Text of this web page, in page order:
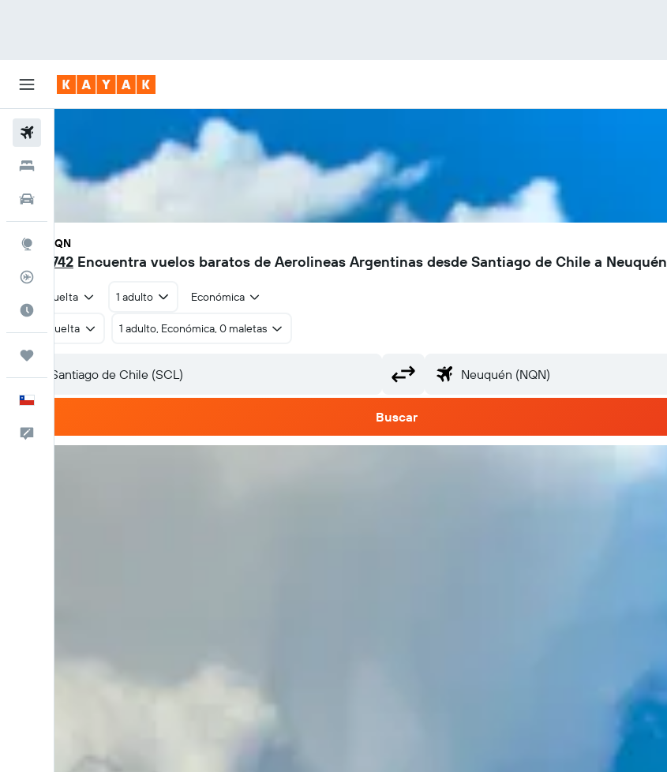
Hoteles
Explore
Español
Comentarios
SCL - NQN
$284.742 Encuentra vuelos baratos de Aerolineas Argentinas desde Santiago de Chile a Neuquén
Ida y vuelta 1 adulto Económica
Ida y vuelta 1 adulto, Económica, 0 maletas
Buscar